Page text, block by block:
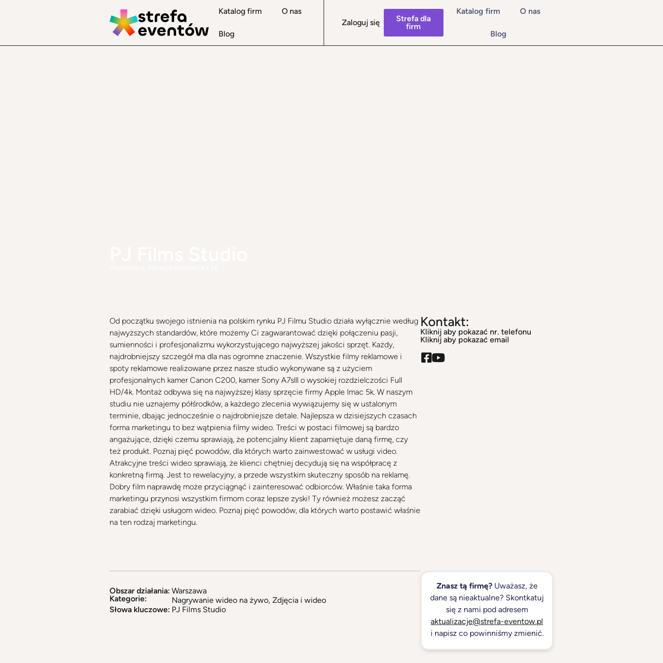
Katalog firm O nas
Blog
Zaloguj się
Strefa dla
firm
Katalog firm O nas
Blog
Od początku swojego istnienia na polskim rynku PJ Filmu Studio działa wyłącznie według
najwyższych standardów, które możemy Ci zagwarantować dzięki połączeniu pasji,
sumienności i profesjonalizmu wykorzystującego najwyższej jakości sprzęt. Każdy,
najdrobniejszy szczegół ma dla nas ogromne znaczenie. Wszystkie filmy reklamowe i
spoty reklamowe realizowane przez nasze studio wykonywane są z użyciem
profesjonalnych kamer Canon C200, kamer Sony A7slll o wysokiej rozdzielczości Full
HD/4k. Montaż odbywa się na najwyższej klasy sprzęcie firmy Apple Imac 5k. W naszym
studiu nie uznajemy półśrodków, a każdego zlecenia wywiązujemy się w ustalonym
terminie, dbając jednocześnie o najdrobniejsze detale. Najlepsza w dzisiejszych czasach
forma marketingu to bez wątpienia filmy wideo. Treści w postaci filmowej są bardzo
angażujące, dzięki czemu sprawiają, że potencjalny klient zapamiętuje daną firmę, czy
też produkt. Poznaj pięć powodów, dla których warto zainwestować w usługi video.
Atrakcyjne treści wideo sprawiają, że klienci chętniej decydują się na współpracę z
konkretną firmą. Jest to rewelacyjny, a przede wszystkim skuteczny sposób na reklamę.
Dobry film naprawdę może przyciągnąć i zainteresować odbiorców. Właśnie taka forma
marketingu przynosi wszystkim firmom coraz lepsze zyski! Ty również możesz zacząć
zarabiać dzięki usługom wideo. Poznaj pięć powodów, dla których warto postawić właśnie
na ten rodzaj marketingu.
Kontakt:
Kliknij aby pokazać nr. telefonu
Kliknij aby pokazać email
Obszar działania: Warszawa
Kategorie:
Nagrywanie wideo na żywo, Zdjęcia i wideo
Słowa kluczowe: PJ Films Studio
Znasz tą firmę?Uważasz, że
dane są nieaktualne? Skontkatuj
się z nami pod adresem
aktualizacje@strefa-eventow.pl
i napisz co powinniśmy zmienić.